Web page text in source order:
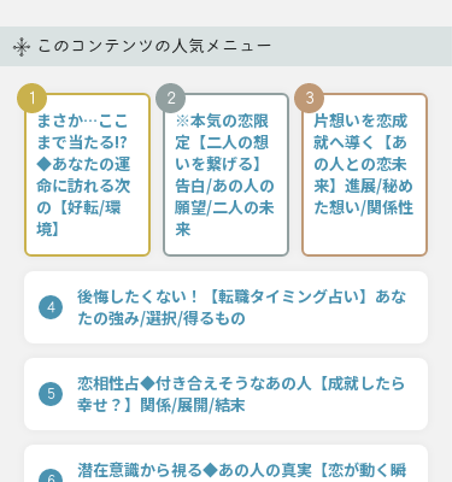
このコンテンツの人気メニュー
1
まさか…ここ
まで当たる!?
◆あなたの運
命に訪れる次
の【好転/環
境】
2
※本気の恋限
定【二人の想
いを繋げる】
告白/あの人の
願望/二人の未
来
3
片想いを恋成
就へ導く【あ
の人との恋未
来】進展/秘め
た想い/関係性
4
後悔したくない！【転職タイミング占い】あな
たの強み/選択/得るもの
5
恋相性占◆付き合えそうなあの人【成就したら
幸せ？】関係/展開/結末
潜在意識から視る◆あの人の真実【恋が動く瞬